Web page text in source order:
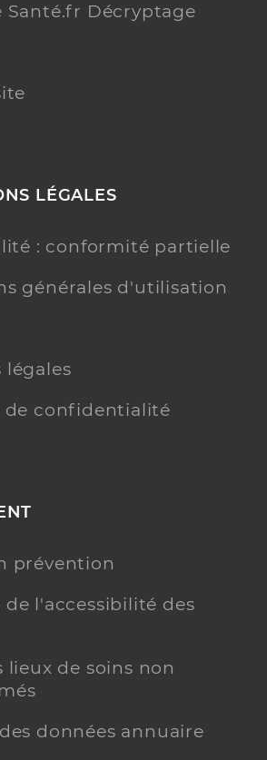
Santé.fr Décryptage
LÉGALES
: conformité partielle
générales d'utilisation
légales
de confidentialité
prévention
l'accessibilité des
lieux de soins non
données annuaire